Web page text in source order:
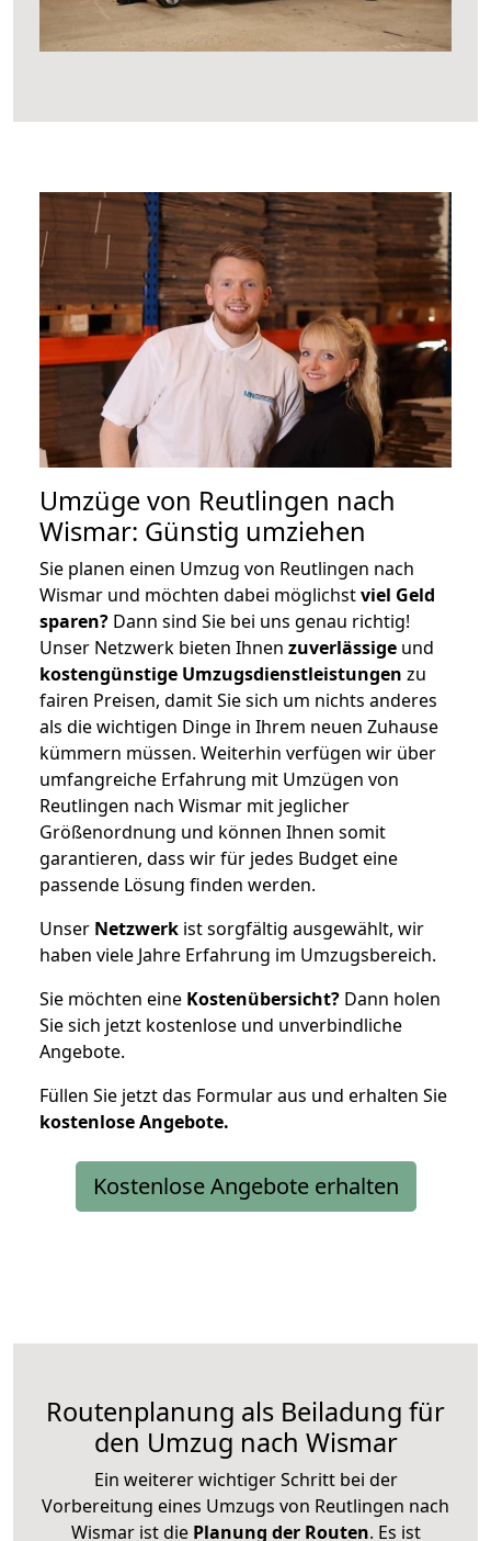
Umzüge von Reutlingen nach
Wismar: Günstig umziehen
Sie planen einen Umzug von Reutlingen nach
Wismar und möchten dabei möglichstviel Geld
sparen? Dann sind Sie bei uns genau richtig!
Unser Netzwerk bieten Ihnen zuverlässige und
kostengünstige Umzugsdienstleistungen zu
fairen Preisen, damit Sie sich um nichts anderes
als die wichtigen Dinge in Ihrem neuen Zuhause
kümmern müssen. Weiterhin verfügen wir über
umfangreiche Erfahrung mit Umzügen von
Reutlingen nach Wismar mit jeglicher
Größenordnung und können Ihnen somit
garantieren, dass wir für jedes Budget eine
passende Lösung finden werden.
Unser Netzwerk ist sorgfältig ausgewählt, wir
haben viele Jahre Erfahrung im Umzugsbereich.
Sie möchten eine Kostenübersicht? Dann holen
Sie sich jetzt kostenlose und unverbindliche
Angebote.
Füllen Sie jetzt das Formular aus und erhalten Sie
kostenloseAngebote.
Kostenlose Angebote erhalten
Routenplanung als Beiladung für
den Umzug nach Wismar
Ein weiterer wichtiger Schritt bei der
Vorbereitung eines Umzugs von Reutlingen nach
Wismar ist diePlanung der Routen. Es ist